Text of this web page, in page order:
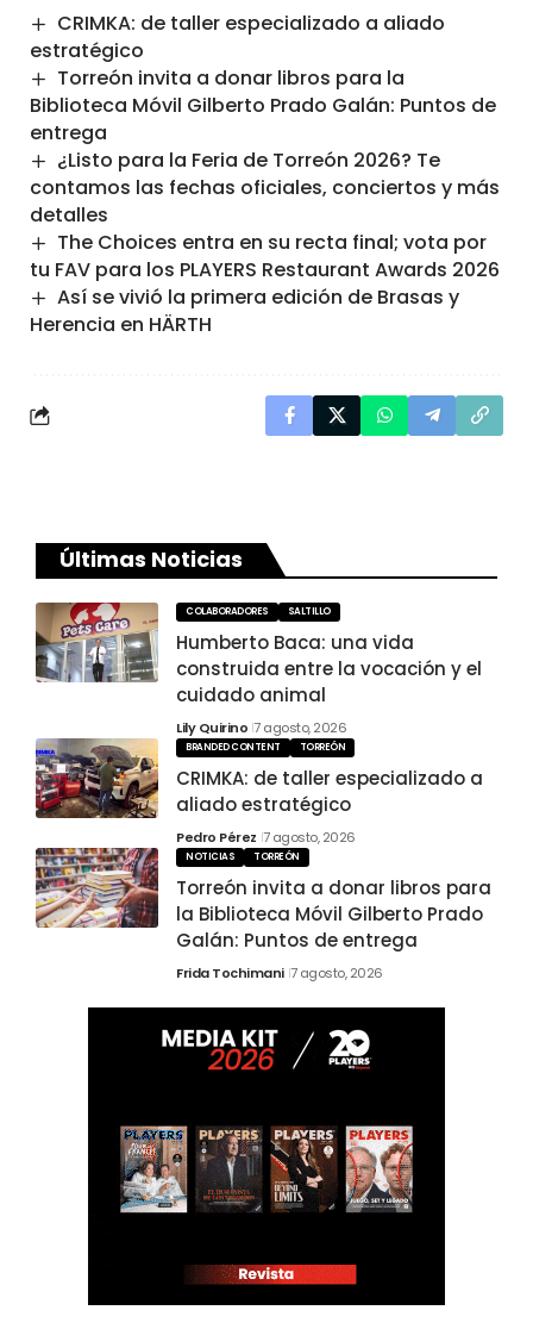
CRIMKA: de taller especializado a aliado
estratégico
Torreón invita a donar libros para la
Biblioteca Móvil Gilberto Prado Galán: Puntos de
entrega
¿Listo para la Feria de Torreón 2026? Te
contamos las fechas oficiales, conciertos y más
detalles
The Choices entra en su recta final; vota por
tu FAV para los PLAYERS Restaurant Awards 2026
Así se vivió la primera edición de Brasas y
Herencia en HÄRTH
Últimas Noticias
COLABORADORES SALTILLO
Humberto Baca: una vida
construida entre la vocación y el
cuidado animal
Lily Quirino 7 agosto, 2026
BRANDED CONTENT TORREÓN
CRIMKA: de taller especializado a
aliado estratégico
Pedro Pérez 7 agosto, 2026
NOTICIAS TORREÓN
Torreón invita a donar libros para
la Biblioteca Móvil Gilberto Prado
Galán: Puntos de entrega
Frida Tochimani 7 agosto, 2026